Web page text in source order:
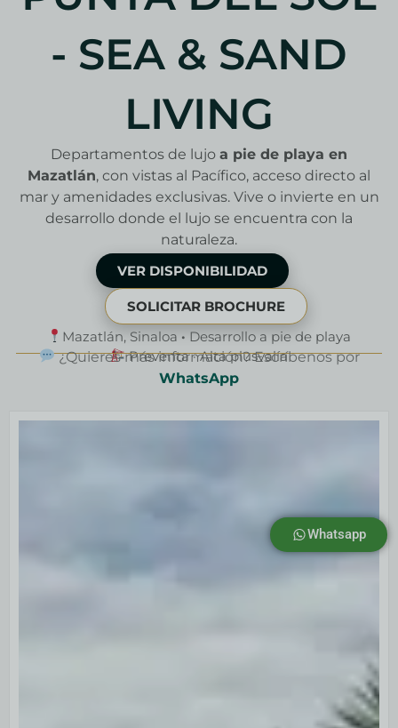
Whatsapp
- SEA & SAND
LIVING
Departamentos de lujo a pie de playa en
Mazatlán, con vistas al Pacífico, acceso directo al
mar y amenidades exclusivas. Vive o invierte en un
desarrollo donde el lujo se encuentra con la
naturaleza.
VER DISPONIBILIDAD
SOLICITAR BROCHURE
Mazatlán, Sinaloa · Desarrollo a pie de playa
Preventa · Alta plusvalía
¿Quieres más información? Escríbenos por
WhatsApp